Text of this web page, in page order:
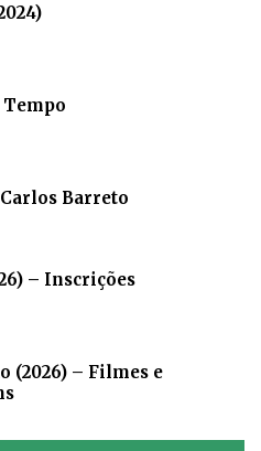
Tempo
Barreto
– Inscrições
(2026) – Filmes e